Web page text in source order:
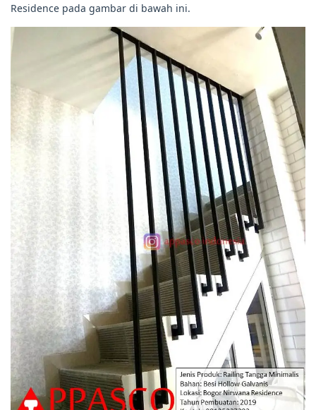
Residence pada gambar di bawah ini.